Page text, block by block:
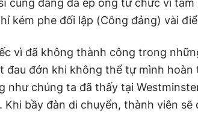
cùng đảng đã ép ông từ chức vì
kém phe đối lập (Công đảng) vài
vì đã không thành công trong
đau đớn khi không thể tự mình
như chúng ta đã thấy tại
Khi bầy đàn di chuyển, thành viên sẽ